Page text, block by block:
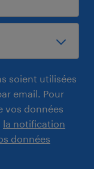
soient utilisées
email. Pour
vos données
la notification
données